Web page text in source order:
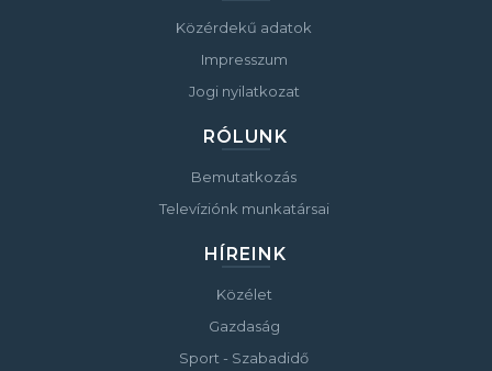
Közérdekű adatok
Impresszum
Jogi nyilatkozat
RÓLUNK
Bemutatkozás
Televíziónk munkatársai
HÍREINK
Közélet
Gazdaság
Sport - Szabadidő